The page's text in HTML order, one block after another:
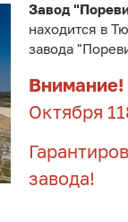
Завод
находится в
завода
Внимание!
Октября
завода!